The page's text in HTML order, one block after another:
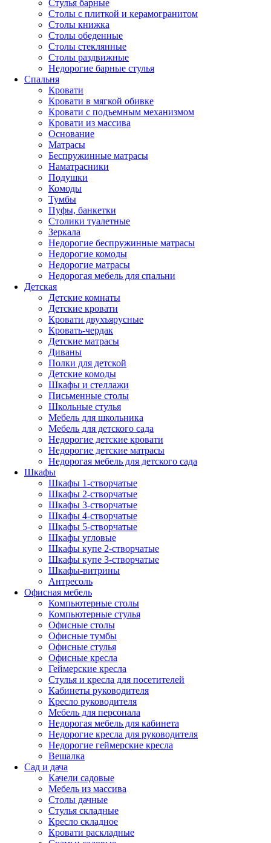
Стулья барные
Столы с плиткой и керамогранитом
Столы книжка
Столы обеденные
Столы стеклянные
Столы раздвижные
Недорогие барные стулья
Спальня
Кровати
Кровати в мягкой обивке
Кровати с подъемным механизмом
Кровати из массива
Основание
Матрасы
Беспружинные матрасы
Наматрасники
Подушки
Комоды
Тумбы
Пуфы, банкетки
Столики туалетные
Зеркала
Недорогие беспружинные матрасы
Недорогие комоды
Недорогие матрасы
Недорогая мебель для спальни
Детская
Детские комнаты
Детские кровати
Кровати двухъярусные
Кровать-чердак
Детские матрасы
Диваны
Полки для детской
Детские комоды
Шкафы и стеллажи
Письменные столы
Школьные стулья
Мебель для школьника
Мебель для детского сада
Недорогие детские кровати
Недорогие детские матрасы
Недорогая мебель для детского сада
Шкафы
Шкафы 1-створчатые
Шкафы 2-створчатые
Шкафы 3-створчатые
Шкафы 4-створчатые
Шкафы 5-створчатые
Шкафы угловые
Шкафы купе 2-створчатые
Шкафы купе 3-створчатые
Шкафы-витрины
Антресоль
Офисная мебель
Компьютерные столы
Компьютерные стулья
Офисные столы
Офисные тумбы
Офисные стулья
Офисные кресла
Геймерские кресла
Стулья и кресла для посетителей
Кабинеты руководителя
Кресло руководителя
Мебель для персонала
Недорогая мебель для кабинета
Недорогие кресла для руководителя
Недорогие геймерские кресла
Вешалка
Сад и дача
Качели садовые
Мебель из массива
Столы дачные
Стулья складные
Кресло складное
Кровати раскладные